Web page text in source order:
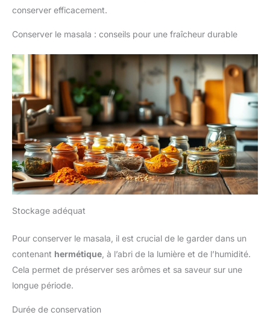
conserver efficacement.
Conserver le masala : conseils pour une fraîcheur durable
Stockage adéquat
Pour conserver le masala, il est crucial de le garder dans un
contenant hermétique , à l’abri de la lumière et de l’humidité.
Cela permet de préserver ses arômes et sa saveur sur une
longue période.
Durée de conservation